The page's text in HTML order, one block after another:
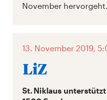
November hervorgeht.
13. November 2019,
St. Niklaus